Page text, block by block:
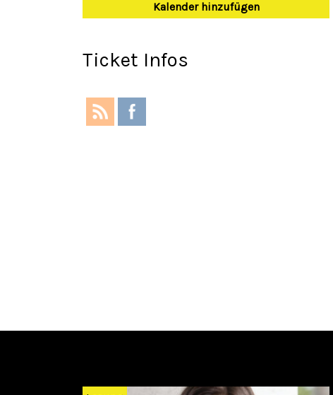
Kalender hinzufügen
Ticket Infos